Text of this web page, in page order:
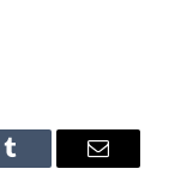
Tumblr Email